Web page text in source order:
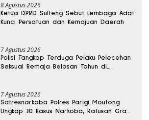
8 Agustus 2026
Ketua DPRD Sulteng Sebut Lembaga Adat
Kunci Persatuan dan Kemajuan Daerah
7 Agustus 2026
Polisi Tangkap Terduga Pelaku Pelecehan
Seksual Remaja Belasan Tahun di
7 Agustus 2026
Satresnarkoba Polres Parigi Moutong
Ungkap 30 Kasus Narkoba, Ratusan Gram